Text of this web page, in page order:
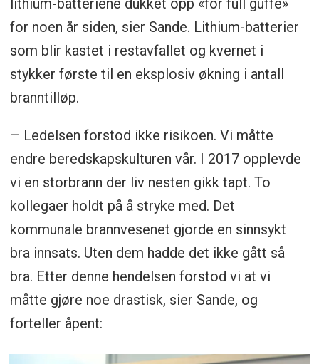
lithium-batteriene dukket opp «for full guffe»
for noen år siden, sier Sande. Lithium-batterier
som blir kastet i restavfallet og kvernet i
stykker første til en eksplosiv økning i antall
branntilløp.
– Ledelsen forstod ikke risikoen. Vi måtte
endre beredskapskulturen vår. I 2017 opplevde
vi en storbrann der liv nesten gikk tapt. To
kollegaer holdt på å stryke med. Det
kommunale brannvesenet gjorde en sinnsykt
bra innsats. Uten dem hadde det ikke gått så
bra. Etter denne hendelsen forstod vi at vi
måtte gjøre noe drastisk, sier Sande, og
forteller åpent: